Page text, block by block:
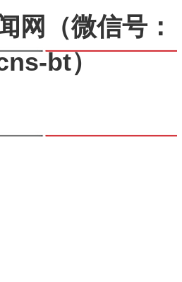
网
（微信号：
bt）